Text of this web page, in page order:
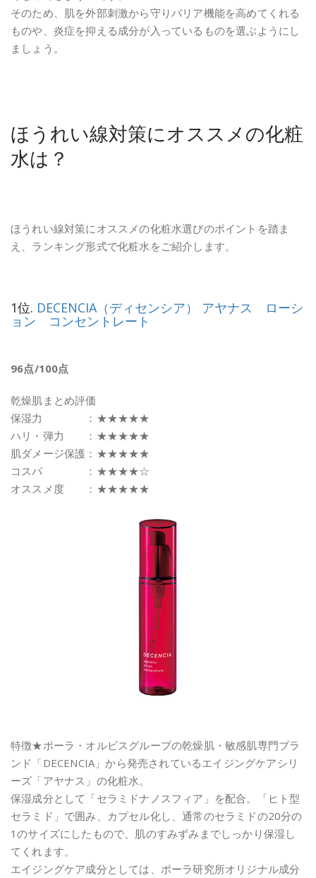
そのため、肌を外部刺激から守りバリア機能を高めてくれる
ものや、炎症を抑える成分が入っているものを選ぶようにし
ましょう。
ほうれい線対策にオススメの化粧
水は？
ほうれい線対策にオススメの化粧水選びのポイントを踏ま
え、ランキング形式で化粧水をご紹介します。
1位. DECENCIA（ディセンシア） アヤナス ローシ
ョン コンセントレート
96点/100点
乾燥肌まとめ評価
保湿力 ：★★★★★
ハリ・弾力 ：★★★★★
肌ダメージ保護：★★★★★
コスパ ：★★★★☆
オススメ度 ：★★★★★
特徴★ポーラ・オルビスグループの乾燥肌・敏感肌専門ブラ
ンド「DECENCIA」から発売されているエイジングケアシリ
ーズ「アヤナス」の化粧水。
保湿成分として「セラミドナノスフィア」を配合。「ヒト型
セラミド」で囲み、カプセル化し、通常のセラミドの20分の
1のサイズにしたもので、肌のすみずみまでしっかり保湿し
てくれます。
エイジングケア成分としては、ポーラ研究所オリジナル成分